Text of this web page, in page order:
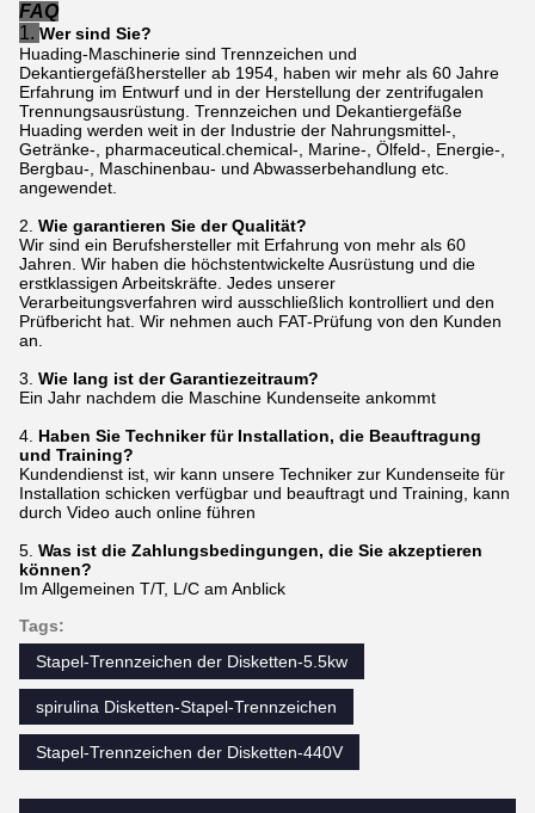
FAQ
1. Wer sind Sie?
Huading-Maschinerie sind Trennzeichen und
Dekantiergefäßhersteller ab 1954, haben wir mehr als 60 Jahre
Erfahrung im Entwurf und in der Herstellung der zentrifugalen
Trennungsausrüstung. Trennzeichen und Dekantiergefäße
Huading werden weit in der Industrie der Nahrungsmittel-,
Getränke-, pharmaceutical.chemical-, Marine-, Ölfeld-, Energie-,
Bergbau-, Maschinenbau- und Abwasserbehandlung etc.
angewendet.
2. Wie garantieren Sie der Qualität?
Wir sind ein Berufshersteller mit Erfahrung von mehr als 60
Jahren. Wir haben die höchstentwickelte Ausrüstung und die
erstklassigen Arbeitskräfte. Jedes unserer
Verarbeitungsverfahren wird ausschließlich kontrolliert und den
Prüfbericht hat. Wir nehmen auch FAT-Prüfung von den Kunden
an.
3. Wie lang ist der Garantiezeitraum?
Ein Jahr nachdem die Maschine Kundenseite ankommt
4. Haben Sie Techniker für Installation, die Beauftragung
und Training?
Kundendienst ist, wir kann unsere Techniker zur Kundenseite für
Installation schicken verfügbar und beauftragt und Training, kann
durch Video auch online führen
5. Was ist die Zahlungsbedingungen, die Sie akzeptieren
können?
Im Allgemeinen T/T, L/C am Anblick
Tags:
Stapel-Trennzeichen der Disketten-5.5kw
spirulina Disketten-Stapel-Trennzeichen
Stapel-Trennzeichen der Disketten-440V